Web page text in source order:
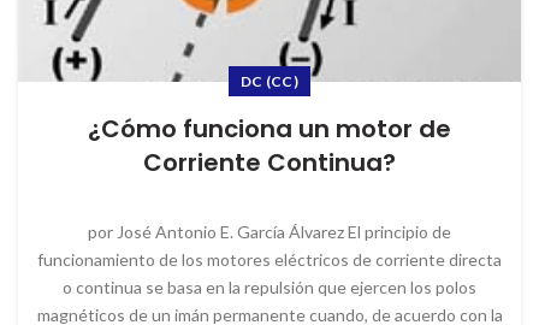
DC (CC)
¿Cómo funciona un motor de
Corriente Continua?
por José Antonio E. García Álvarez El principio de
funcionamiento de los motores eléctricos de corriente directa
o continua se basa en la repulsión que ejercen los polos
magnéticos de un imán permanente cuando, de acuerdo con la